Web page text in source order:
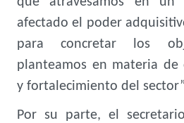
afectado el poder
para concretar los
planteamos en materia de
y fortalecimiento del
Por su parte, el